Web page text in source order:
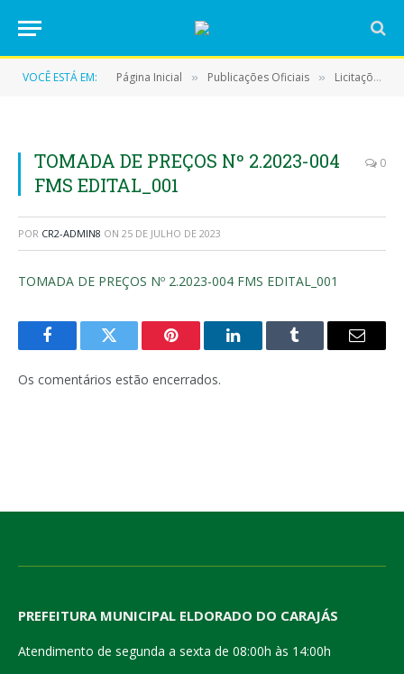
VOCÊ ESTÁ EM: Página Inicial » Publicações Oficiais » Licitações
TOMADA DE PREÇOS Nº 2.2023-004
FMS EDITAL_001
0
POR CR2-ADMIN8 ON 25 DE JULHO DE 2023
TOMADA DE PREÇOS Nº 2.2023-004 FMS EDITAL_001
FacebookTwitter Pinterest LinkedInTumblr
E-
Os comentários estão encerrados.
PREFEITURA MUNICIPAL ELDORADO DO CARAJÁS
Atendimento de segunda a sexta de 08:00h às 14:00h